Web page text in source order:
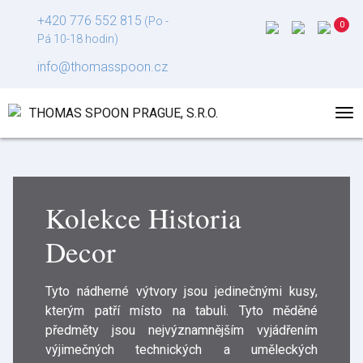
+420 776 552 815 (Po -
Pá 10-18 hodin)
info@thomasspoon.cz
Kolekce Historia
Decor
Tyto nádherné výtvory jsou jedinečnými kusy,
kterým patří místo na tabuli. Tyto měděné
předměty jsou nejvýznamnějším vyjádřením
výjimečných technických a uměleckých